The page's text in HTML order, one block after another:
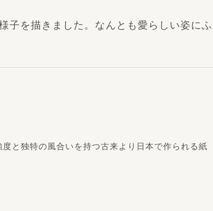
と独特の風合いを持つ古来より日本で作られる紙
子を描きました。なんとも愛らしい姿に